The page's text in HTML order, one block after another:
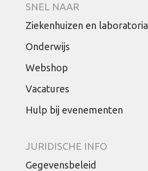
SNEL NAAR
Ziekenhuizen en laboratoria
Onderwijs
Webshop
Vacatures
Hulp bij evenementen
JURIDISCHE INFO
Gegevensbeleid